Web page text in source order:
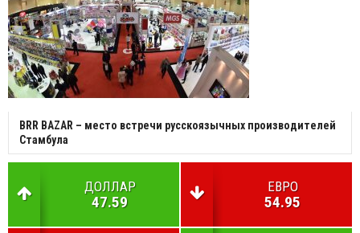
BRR BAZAR – место встречи русскоязычных производителей
Стамбула
ДОЛЛАР
47.59
ЕВРО
54.95